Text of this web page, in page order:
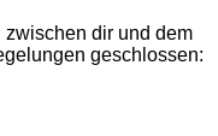
zwischen dir und dem
geschlossen: